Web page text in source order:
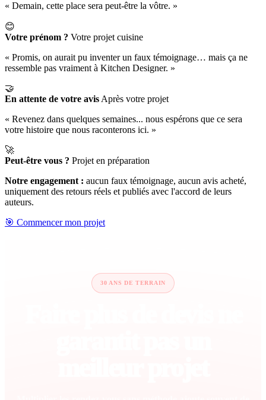
« Demain, cette place sera peut-être la vôtre. »
😊
Votre prénom ? Votre projet cuisine
« Promis, on aurait pu inventer un faux témoignage… mais ça ne
ressemble pas vraiment à Kitchen Designer. »
🤝
En attente de votre avis Après votre projet
« Revenez dans quelques semaines... nous espérons que ce sera
votre histoire que nous raconterons ici. »
🚀
Peut-être vous ? Projet en préparation
Notre engagement : aucun faux témoignage, aucun avis acheté,
uniquement des retours réels et publiés avec l'accord de leurs
auteurs.
🎯 Commencer mon projet
30 ANS DE TERRAIN